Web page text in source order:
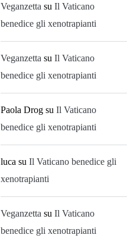
Veganzetta suIl Vaticano
benedice gli xenotrapianti
Veganzetta suIl Vaticano
benedice gli xenotrapianti
Paola Drog suIl Vaticano
benedice gli xenotrapianti
luca suIl Vaticano benedice gli
xenotrapianti
Veganzetta suIl Vaticano
benedice gli xenotrapianti